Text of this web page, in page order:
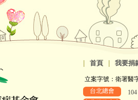
首頁 我要捐
立案字號：衛署醫
台北總會